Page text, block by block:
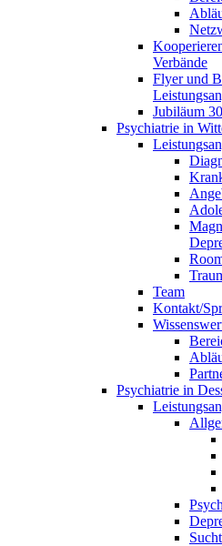
Verbände
Flyer und
Jubiläum
Psychiatrie in
Team
Kontakt/
Psychiatrie in